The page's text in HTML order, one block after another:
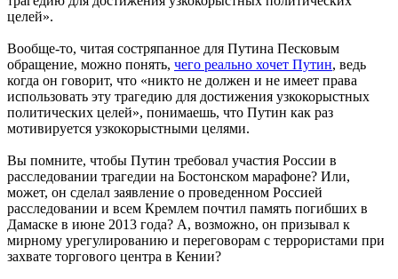
целей».
Вообще-то, читая состряпанное для Путина Песковым
обращение, можно понять, чего реально хочет Путин, ведь
когда он говорит, что «никто не должен и не имеет права
использовать эту трагедию для достижения узкокорыстных
политических целей», понимаешь, что Путин как раз
мотивируется узкокорыстными целями.
Вы помните, чтобы Путин требовал участия России в
расследовании трагедии на Бостонском марафоне? Или,
может, он сделал заявление о проведенном Россией
расследовании и всем Кремлем почтил память погибших в
Дамаске в июне 2013 года? А, возможно, он призывал к
мирному урегулированию и переговорам с террористами при
захвате торгового центра в Кении?